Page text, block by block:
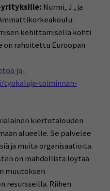
yrityksille: Nurmi, J., ja
kehittämisellä kohti
on rahoitettu Euroopan
ja-
tyokaluja-toiminnan-
kiertotalouden
alueelle. Se palvelee
ja muita organisaatioita.
on mahdollista löytää
muutoksen
resursseilla. Riihen